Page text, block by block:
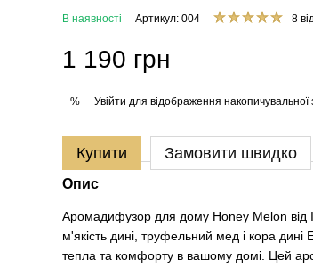
В наявності Артикул: 004 8
1 190 грн
% Увійти для відображення накопичувальної
Купити Замовити швидко
Опис
Aромадифузор для дому Honey Melon від
м'якість дині, труфельний мед і кора
тепла та комфорту в вашому домі. Цей